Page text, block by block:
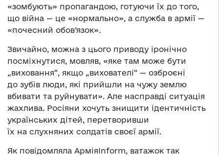
«зомбують» пропагандою, готуючи їх до того,
що війна — це «нормально», а служба в армії —
«почесний обов’язок».
Звичайно, можна з цього приводу іронічно
посміхнутися, мовляв, «яке там може бути
„виховання“, якщо „вихователі“ — озброєні
до зубів люди, які прийшли на чужу землю
вбивати та руйнувати». Але насправді ситуація
жахлива. Росіяни хочуть знищити ідентичність
українських дітей, перетворивши
їх на слухняних солдатів своєї армії.
Як повідомляла АрміяInform, ватажок так